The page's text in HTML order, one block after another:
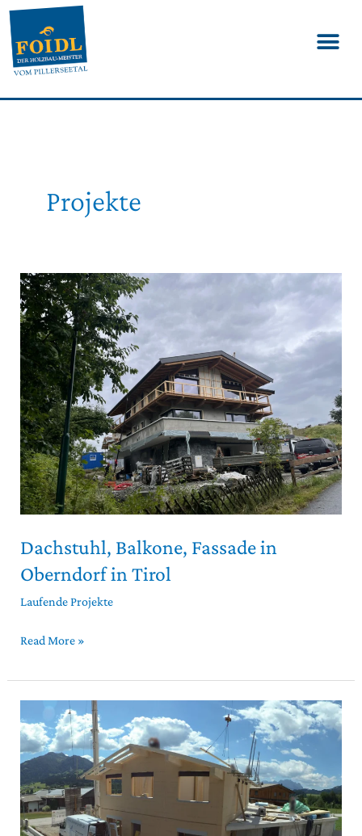
Projekte
Dachstuhl, Balkone, Fassade in
Oberndorf in Tirol
Laufende Projekte
Dachstuhl,
Balkone,
Fassade
in
Oberndorf
in
Tirol
Read More »
Wohnhaus
in
Fieberbrunn